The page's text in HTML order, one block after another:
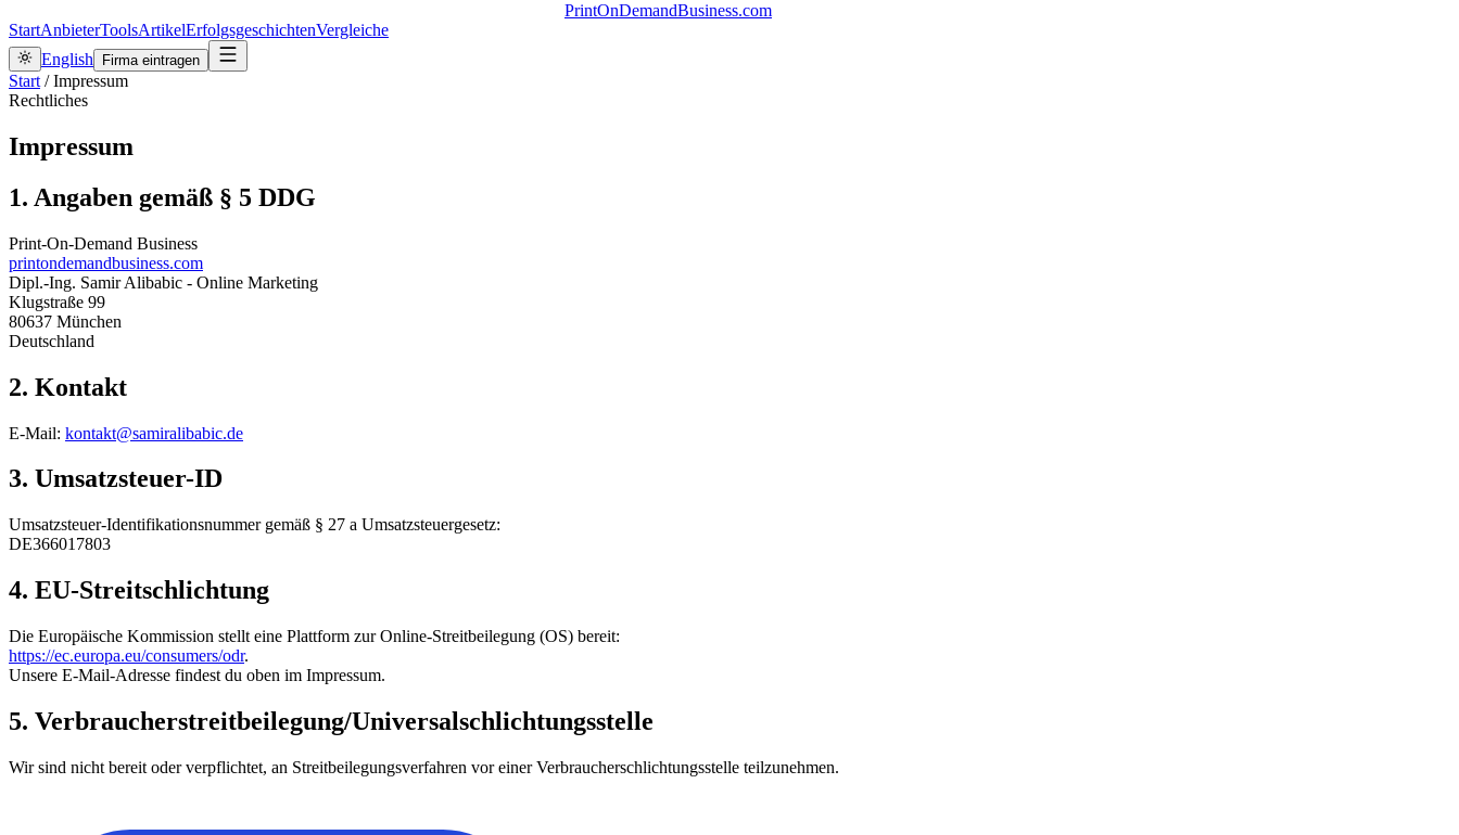
PrintOnDemandBusiness.com
StartAnbieterToolsArtikelErfolgsgeschichtenVergleiche
English
Firma eintragen
Start / Impressum
Rechtliches
Impressum
1. Angaben gemäß § 5 DDG
Print-On-Demand Business
printondemandbusiness.com
Dipl.-Ing. Samir Alibabic - Online Marketing
Klugstraße 99
80637 München
Deutschland
2. Kontakt
E-Mail: kontakt@samiralibabic.de
3. Umsatzsteuer-ID
Umsatzsteuer-Identifikationsnummer gemäß § 27 a Umsatzsteuergesetz:
DE366017803
4. EU-Streitschlichtung
Die Europäische Kommission stellt eine Plattform zur Online-Streitbeilegung (OS) bereit:
https://ec.europa.eu/consumers/odr.
Unsere E-Mail-Adresse findest du oben im Impressum.
5. Verbraucherstreitbeilegung/Universalschlichtungsstelle
Wir sind nicht bereit oder verpflichtet, an Streitbeilegungsverfahren vor einer Verbraucherschlichtungsstelle teilzunehmen.